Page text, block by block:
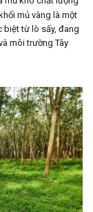
mủ vàng là một
biệt từ lò sấy, đang
môi trường Tây